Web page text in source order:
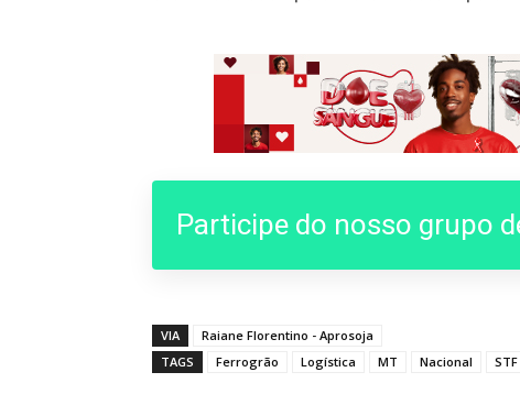
Participe do nosso grupo
VIA
Raiane Florentino - Aprosoja
TAGS
Ferrogrão Logística MT Nacional STF